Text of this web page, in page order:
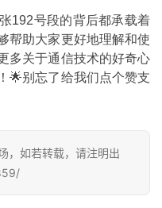
册
192号段的背后都承载着
帮助大家更好地理解和使
多关于通信技术的好奇心
🌟别忘了给我们点个赞支
，如若转载，请注明出